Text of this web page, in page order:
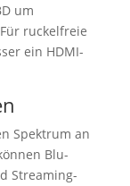
um
ruckelfreie
ein HDMI-
Spektrum an
Blu-
Streaming-